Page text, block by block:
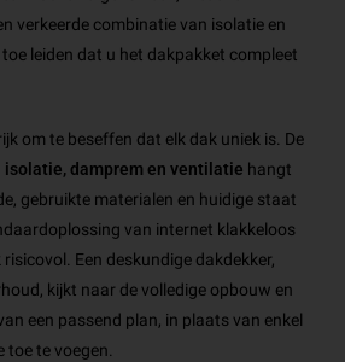
verkeerde combinatie van isolatie en
leiden dat u het dakpakket compleet
om te beseffen dat elk dak uniek is. De
isolatie, damprem en ventilatie hangt
gebruikte materialen en huidige staat
van internet klakkeloos
Een deskundige dakdekker,
kijkt naar de volledige opbouw en
een passend plan, in plaats van enkel
toe te voegen.